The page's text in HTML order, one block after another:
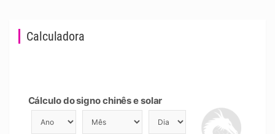
Calculadora
Cálculo do signo chinês e solar